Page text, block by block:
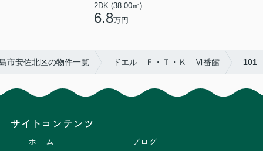
2DK (38.00㎡)
6.8万円
市安佐北区の物件一覧 ドエル Ｆ・Ｔ・Ｋ Ⅵ番館 101
サイトコンテンツ
ホーム
ブログ